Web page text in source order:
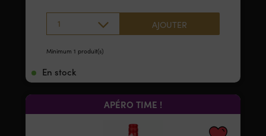
1 AJOUTER
Minimum 1 produit(s)
En stock
APÉRO TIME !